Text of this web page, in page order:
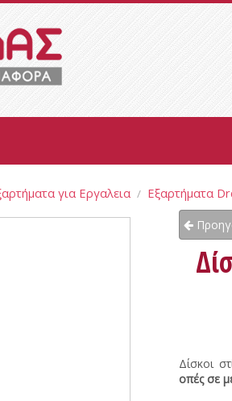
για Εργαλεια / Εξαρτήματα
Δίσκοι
οπές σε